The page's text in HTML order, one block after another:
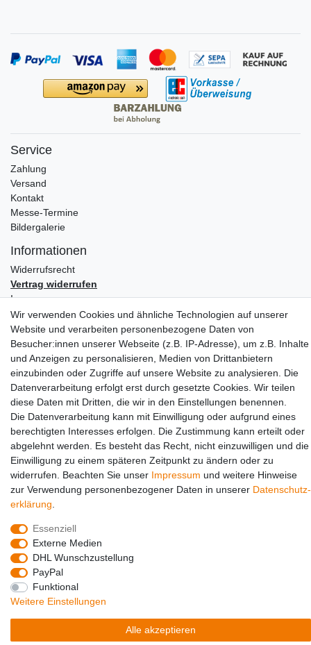
Service
Zahlung
Versand
Kontakt
Messe-Termine
Bildergalerie
Informationen
Widerrufs­recht
Vertrag widerrufen
Impressum
Daten­schutz­erklärung
AGB
Partners
Social Media
© Copyright 2026 | Alle Rechte vorbehalten.
Wir verwenden Cookies und ähnliche Technologien auf unserer
Website und verarbeiten personenbezogene Daten von
Besucher:innen unserer Webseite (z.B. IP-Adresse), um z.B. Inhalte
und Anzeigen zu personalisieren, Medien von Drittanbietern
einzubinden oder Zugriffe auf unsere Website zu analysieren. Die
Datenverarbeitung erfolgt erst durch gesetzte Cookies. Wir teilen
diese Daten mit Dritten, die wir in den Einstellungen benennen.
Die Datenverarbeitung kann mit Einwilligung oder aufgrund eines
berechtigten Interesses erfolgen. Die Zustimmung kann erteilt oder
abgelehnt werden. Es besteht das Recht, nicht einzuwilligen und die
Einwilligung zu einem späteren Zeitpunkt zu ändern oder zu
widerrufen. Beachten Sie unser Impressum und weitere Hinweise
zur Verwendung personenbezogener Daten in unserer Daten­schutz­
erklärung
Essenziell
Externe Medien
DHL Wunschzustellung
PayPal
Funktional
Weitere Einstellungen
Alle akzeptieren